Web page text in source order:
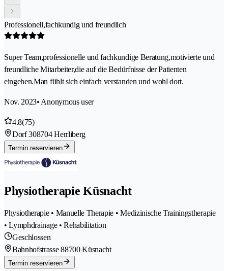
Professionell,fachkundig und freundlich
Super Team,professionelle und fachkundige Beratung,motivierte und
freundliche Mitarbeiter,die auf die Bedürfnisse der Patienten
eingehen.Man fühlt sich einfach verstanden und wohl dort.
Nov. 2023• Anonymous user
4.8(75)
Dorf 308704 Herrliberg
Termin reservieren
Physiotherapie Küsnacht
Physiotherapie • Manuelle Therapie • Medizinische Trainingstherapie
• Lymphdrainage • Rehabilitation
Geschlossen
Bahnhofstrasse 88700 Küsnacht
Termin reservieren